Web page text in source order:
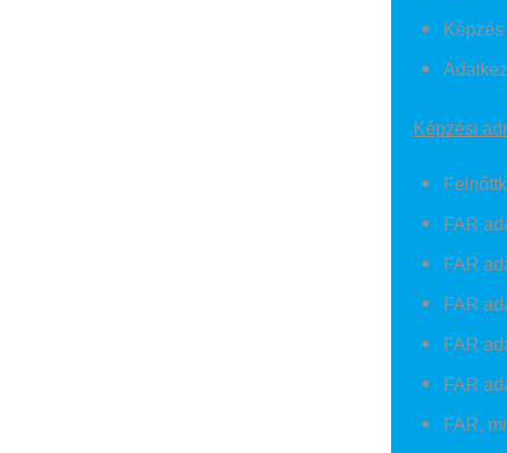
Képzési
FAR
FAR
FAR
FAR
FAR
FAR,